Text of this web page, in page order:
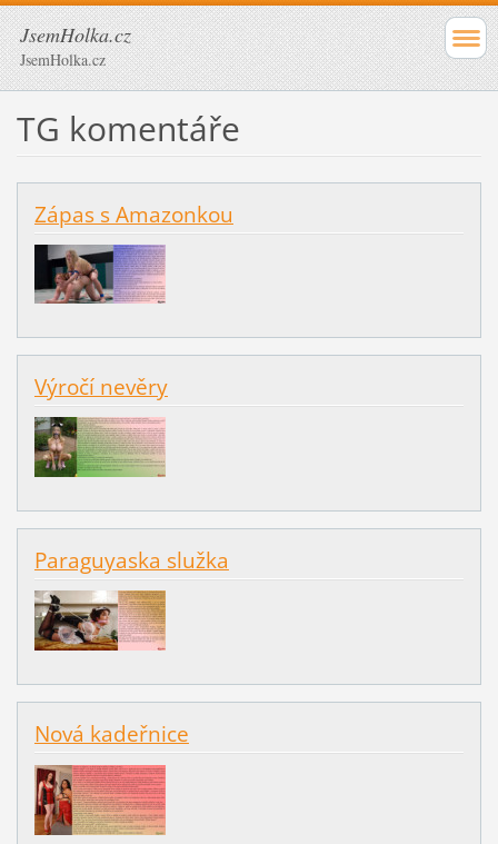
JsemHolka.cz
JsemHolka.cz
TG komentáře
Zápas s Amazonkou
Výročí nevěry
Paraguyaska služka
Nová kadeřnice